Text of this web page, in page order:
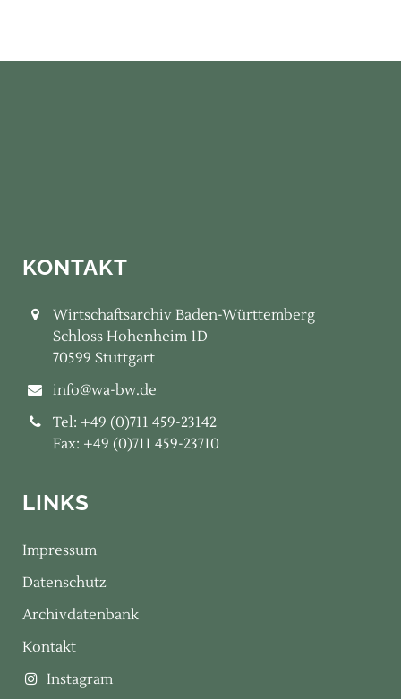
KONTAKT
Wirtschaftsarchiv Baden-Württemberg
Schloss Hohenheim 1D
70599 Stuttgart
info@wa-bw.de
Tel: +49 (0)711 459-23142
Fax: +49 (0)711 459-23710
LINKS
Impressum
Datenschutz
Archivdatenbank
Kontakt
Instagram